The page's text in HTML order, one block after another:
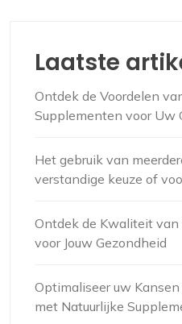
Laatste
Ontdek de Voordelen
Supplementen voor Uw
Het gebruik van
verstandige keuze of
Ontdek de Kwaliteit
voor Jouw Gezondheid
Optimaliseer uw
met Natuurlijke